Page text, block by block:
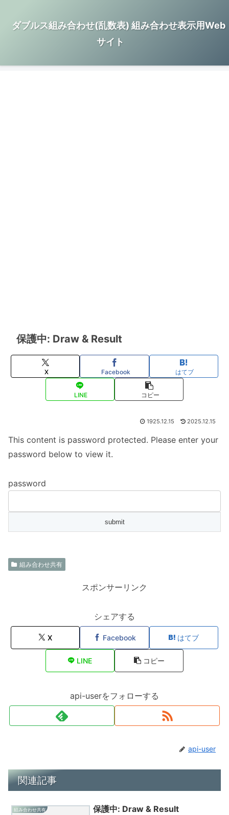
ダブルス組み合わせ(乱数表) 組み合わせ表示用Web
サイト
保護中: Draw & Result
X Facebook はてブ
LINE コピー
1925.12.15 2025.12.15
This content is password protected. Please enter your
password below to view it.
password
組み合わせ共有
スポンサーリンク
シェアする
X Facebook はてブ
LINE コピー
api-userをフォローする
api-user
関連記事
組み合わせ共有 保護中: Draw & Result